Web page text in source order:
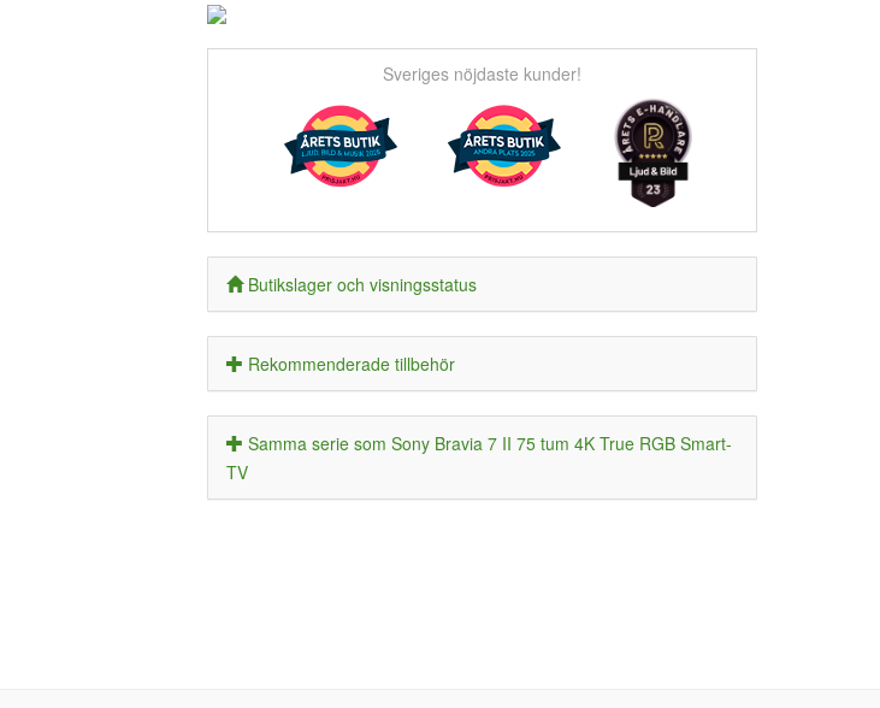
Sveriges nöjdaste kunder!
Butikslager och visningsstatus
Rekommenderade tillbehör
Samma serie som Sony Bravia 7 II 75 tum 4K True RGB Smart-
TV